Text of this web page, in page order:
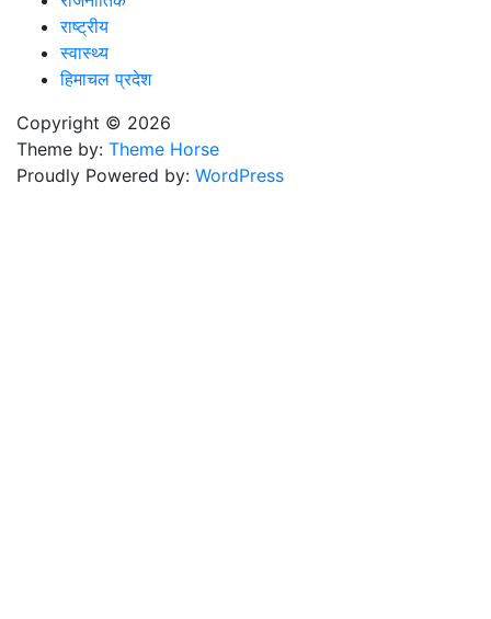
राष्ट्रीय
स्वास्थ्य
हिमाचल प्रदेश
Copyright © 2026
Theme by: Theme Horse
Proudly Powered by: WordPress